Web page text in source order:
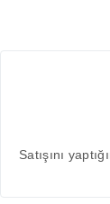
Satışını